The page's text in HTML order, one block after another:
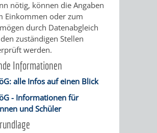
nötig, können die Angaben
Einkommen oder zum
durch Datenabgleich
zuständigen Stellen
werden.
Informationen
alle Infos auf einen Blick
- Informationen für
und Schüler